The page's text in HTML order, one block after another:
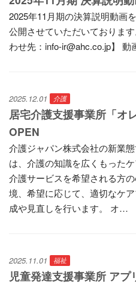
2025年11月期の決算説明動画
公開させていただいておりま
わせ先：info-ir@ahc.co.jp】
2025.12.01 介護
居宅介護支援事業所「オ
OPEN
介護ジャパン株式会社の新業
は、介護の知識を広くもった
介護サービスを希望される方
境、希望に応じて、適切なケ
成や見直しを行います。 オ…
2025.11.01 福祉
児童発達支援事業所 ア